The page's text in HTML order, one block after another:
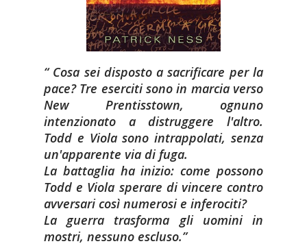
Cosa sei disposto a sacrificare per la
pace? Tre eserciti sono in marcia verso
New Prentisstown, ognuno
intenzionato a distruggere l'altro.
Todd e Viola sono intrappolati, senza
un'apparente via di fuga.
La battaglia ha inizio: come possono
Todd e Viola sperare di vincere contro
avversari così numerosi e inferociti?
La guerra trasforma gli uomini in
mostri, nessuno escluso.